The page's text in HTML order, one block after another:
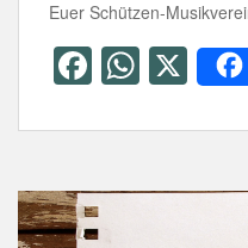
Euer Schützen-
F
a
c
e
b
W
h
at
s
X